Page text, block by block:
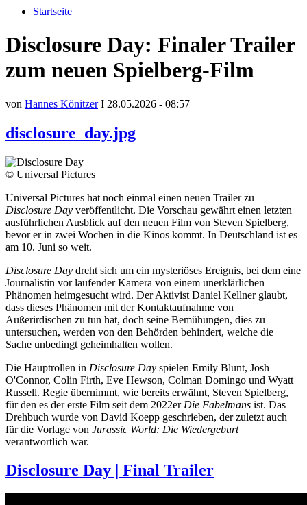
Startseite
Disclosure Day: Finaler Trailer
zum neuen Spielberg-Film
von Hannes KönitzerI 28.05.2026 - 08:57
disclosure_day.jpg
© Universal Pictures
Universal Pictures hat noch einmal einen neuen Trailer zu
Disclosure Day veröffentlicht. Die Vorschau gewährt einen letzten
ausführlichen Ausblick auf den neuen Film von Steven Spielberg,
bevor er in zwei Wochen in die Kinos kommt. In Deutschland ist es
am 10. Juni so weit.
Disclosure Day dreht sich um ein mysteriöses Ereignis, bei dem eine
Journalistin vor laufender Kamera von einem unerklärlichen
Phänomen heimgesucht wird. Der Aktivist Daniel Kellner glaubt,
dass dieses Phänomen mit der Kontaktaufnahme von
Außerirdischen zu tun hat, doch seine Bemühungen, dies zu
untersuchen, werden von den Behörden behindert, welche die
Sache unbedingt geheimhalten wollen.
Die Hauptrollen in Disclosure Day spielen Emily Blunt, Josh
O'Connor, Colin Firth, Eve Hewson, Colman Domingo und Wyatt
Russell. Regie übernimmt, wie bereits erwähnt, Steven Spielberg,
für den es der erste Film seit dem 2022er Die Fabelmans ist. Das
Drehbuch wurde von David Koepp geschrieben, der zuletzt auch
für die Vorlage von Jurassic World: Die Wiedergeburt
verantwortlich war.
Disclosure Day | Final Trailer